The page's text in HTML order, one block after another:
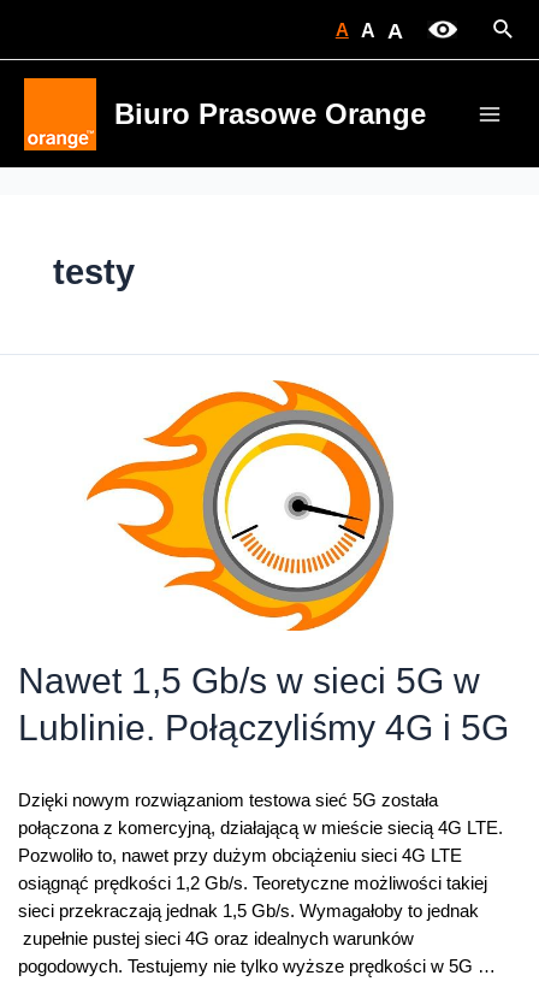
A A A
Biuro Prasowe Orange
testy
Nawet 1,5 Gb/s w sieci 5G w
Lublinie. Połączyliśmy 4G i 5G
Dzięki nowym rozwiązaniom testowa sieć 5G została
połączona z komercyjną, działającą w mieście siecią 4G LTE.
Pozwoliło to, nawet przy dużym obciążeniu sieci 4G LTE
osiągnąć prędkości 1,2 Gb/s. Teoretyczne możliwości takiej
sieci przekraczają jednak 1,5 Gb/s. Wymagałoby to jednak
zupełnie pustej sieci 4G oraz idealnych warunków
pogodowych. Testujemy nie tylko wyższe prędkości w 5G …